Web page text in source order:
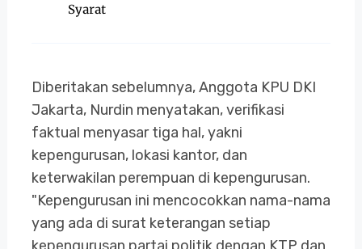
Syarat
Diberitakan sebelumnya, Anggota KPU DKI
Jakarta, Nurdin menyatakan, verifikasi
faktual menyasar tiga hal, yakni
kepengurusan, lokasi kantor, dan
keterwakilan perempuan di kepengurusan.
"Kepengurusan ini mencocokkan nama-nama
yang ada di surat keterangan setiap